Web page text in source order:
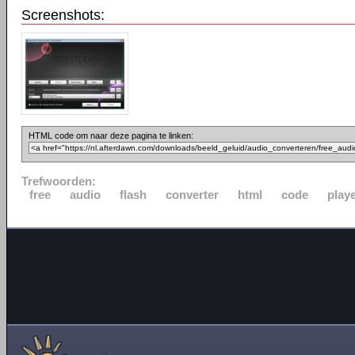
Screenshots:
HTML code om naar deze pagina te linken:
Trefwoorden:
free
audio flash converter html code